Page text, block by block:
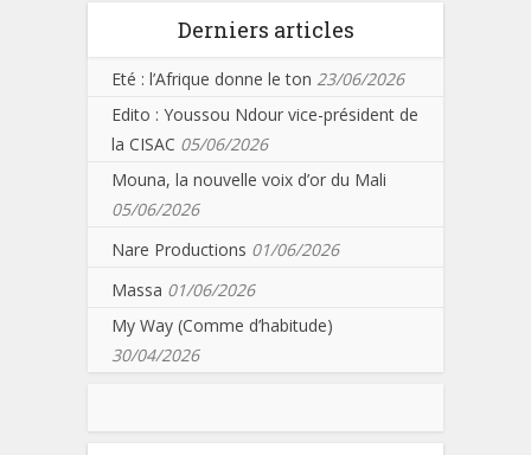
Derniers articles
Eté : l’Afrique donne le ton 23/06/2026
Edito : Youssou Ndour vice-président de
la CISAC 05/06/2026
Mouna, la nouvelle voix d’or du Mali
05/06/2026
Nare Productions 01/06/2026
Massa 01/06/2026
My Way (Comme d’habitude)
30/04/2026